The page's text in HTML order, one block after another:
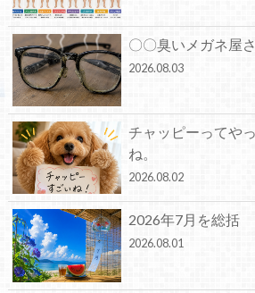
〇〇臭いメガネ屋
2026.08.03
チャッピーってや
ね。
2026.08.02
2026年7月を総括
2026.08.01